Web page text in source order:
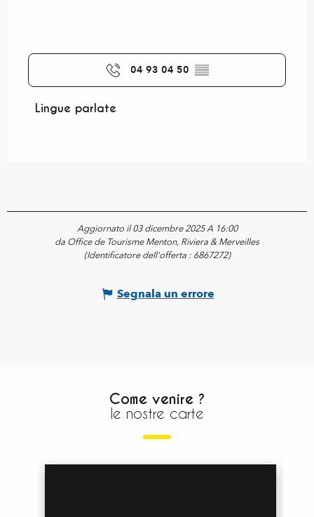
04 93 04 50 ▒▒
Lingue parlate
Lingue parlate
Aggiornato il 03 dicembre 2025 A 16:00
da Office de Tourisme Menton, Riviera & Merveilles
(Identificatore dell'offerta : 6867272)
Segnala un errore
Come venire ?
le nostre carte